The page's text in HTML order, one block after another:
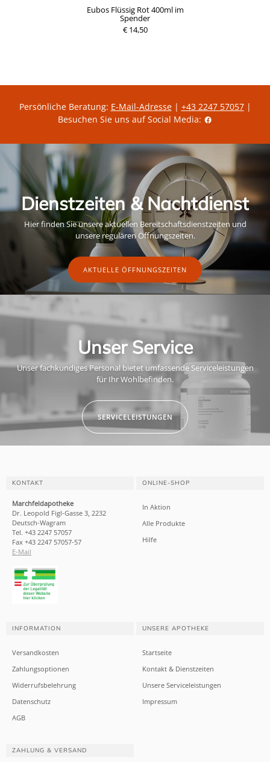
Eubos Flüssig Rot 400ml im
Spender
€ 14,50
Persönliche Beratung: E-Mail-Adresse| +43 2247 57057|
Besuchen Sie uns auf Social Media:
Dienstzeiten & Nachtdienst
Hier finden Sie unsere aktuellen Bereitschaftsdienstzeiten und
unsere regulären Öffnungszeiten.
AKTUELLE ÖFFNUNGSZEITEN
Unser Service
Unser fachkundiges Personal bietet umfassende Serviceleistungen
für Ihr Wohlbefinden.
SERVICELEISTUNGEN
KONTAKT
Marchfeldapotheke
Dr. Leopold Figl-Gasse 3, 2232
Deutsch-Wagram
Tel. +43 2247 57057
Fax +43 2247 57057-57
E-Mail
ONLINE-SHOP
In Aktion
Alle Produkte
Hilfe
INFORMATION
Versandkosten
Zahlungsoptionen
Widerrufsbelehrung
Datenschutz
AGB
UNSERE APOTHEKE
Startseite
Kontakt & Dienstzeiten
Unsere Serviceleistungen
Impressum
ZAHLUNG & VERSAND